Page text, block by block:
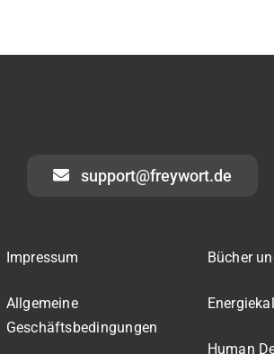
support@freywort.de
Impressum
Allgemeine
Geschäftsbedingungen
Bücher
Human